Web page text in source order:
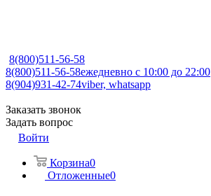
8(800)511-56-58
8(800)511-56-58ежедневно с 10:00 до 22:00
8(904)931-42-74viber, whatsapp
Заказать звонок
Задать вопрос
Войти
Корзина0
Отложенные0